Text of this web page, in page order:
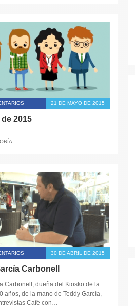
21 DE MAYO DE 2015
2015
30 DE ABRIL DE 2015
Carbonell
Carbonell, dueña del Kiosko de la
años, de la mano de Teddy García,
Café con…